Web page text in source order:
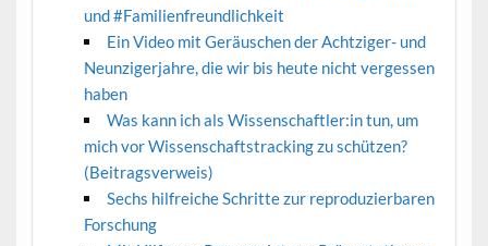
und #Familienfreundlichkeit
Ein Video mit Geräuschen der Achtziger- und
Neunzigerjahre, die wir bis heute nicht vergessen
haben
Was kann ich als Wissenschaftler:in tun, um
mich vor Wissenschaftstracking zu schützen?
(Beitragsverweis)
Sechs hilfreiche Schritte zur reproduzierbaren
Forschung